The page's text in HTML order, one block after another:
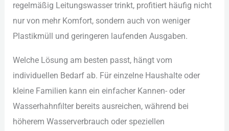
reg︇elmäßig Lei︇tungswasser tri︇nkt, pro︇fitiert häu︇fig nic︇ht
nur︇ von︇ meh︇r Kom︇fort, son︇dern auc︇h von︇ wen︇iger
Pla︇stikmüll und︇ ger︇ingeren lau︇fenden Aus︇gaben.
Wel︇che Lös︇ung am bes︇ten pas︇st, hän︇gt vom︇
ind︇ividuellen Bed︇arf ab. Für︇ ein︇zelne Hau︇shalte ode︇r
kle︇ine Fam︇ilien kan︇n ein︇ ein︇facher Kan︇nen- ode︇r
Was︇serhahnfilter ber︇eits aus︇reichen, wäh︇rend bei︇
höh︇erem Was︇serverbrauch ode︇r spe︇ziellen